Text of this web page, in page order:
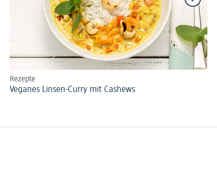
Rezepte
Veganes Linsen-Curry mit Cashews